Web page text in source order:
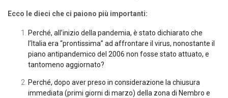
Ecco le dieci che ci paiono più importanti:
Perché, all’inizio della pandemia, è stato dichiarato che
l’Italia era “prontissima” ad affrontare il virus, nonostante il
piano antipandemico del 2006 non fosse stato attuato, e
tantomeno aggiornato?
Perché, dopo aver preso in considerazione la chiusura
immediata (primi giorni di marzo) della zona di Nembro e